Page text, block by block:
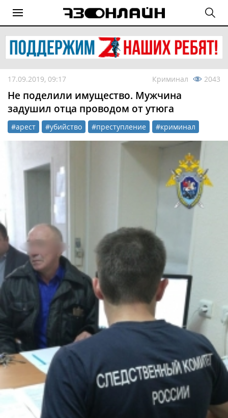
17.09.2019, 09:17 Криминал 2043
Не поделили имущество. Мужчина
задушил отца проводом от утюга
#арест #убийство #преступление #криминал